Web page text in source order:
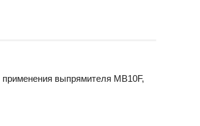
выпрямителя MB10F,